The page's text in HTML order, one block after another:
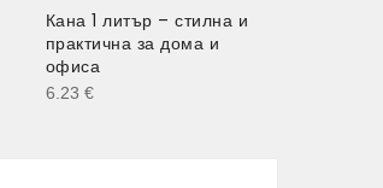
Кана 1 литър – стилна и
практична за дома и
офиса
6.23 €